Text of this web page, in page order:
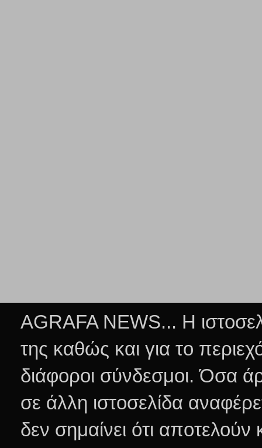
AGRAFA NEWS... Η
της καθώς και για το
διάφοροι σύνδεσμοι.Όσα
σε άλλη ιστοσελίδα
δεν σημαίνει ότι